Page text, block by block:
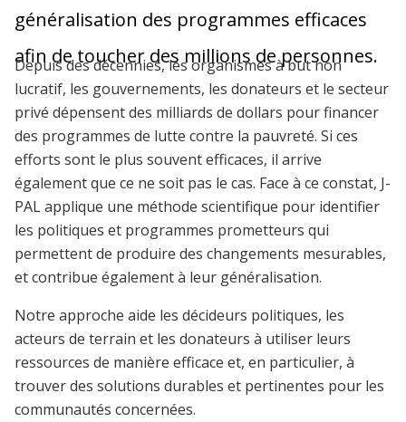
généralisation des programmes efficaces
afin de toucher des millions de personnes.
Depuis des décennies, les organismes à but non
lucratif, les gouvernements, les donateurs et le secteur
privé dépensent des milliards de dollars pour financer
des programmes de lutte contre la pauvreté. Si ces
efforts sont le plus souvent efficaces, il arrive
également que ce ne soit pas le cas. Face à ce constat, J-
PAL applique une méthode scientifique pour identifier
les politiques et programmes prometteurs qui
permettent de produire des changements mesurables,
et contribue également à leur généralisation.
Notre approche aide les décideurs politiques, les
acteurs de terrain et les donateurs à utiliser leurs
ressources de manière efficace et, en particulier, à
trouver des solutions durables et pertinentes pour les
communautés concernées.